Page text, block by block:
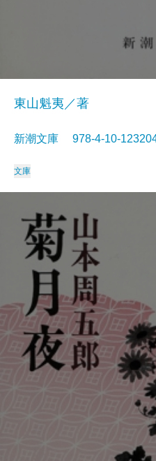
東山魁夷／著
新潮文庫 978-4-10-
文庫